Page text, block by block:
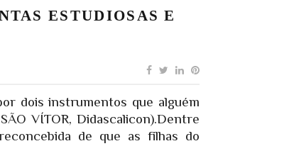
ESTUDIOSAS E
dois instrumentos que alguém
VÍTOR, Didascalicon).Dentre
de que as filhas do